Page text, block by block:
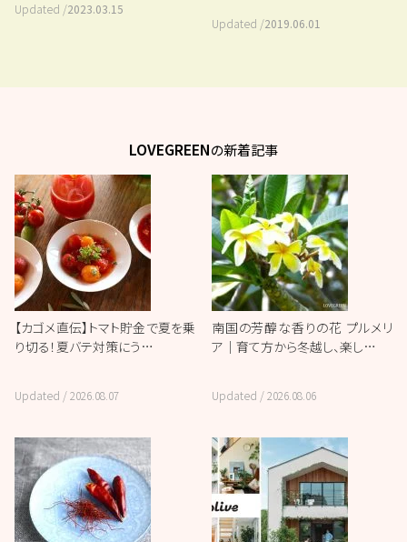
Updated /2023.03.15
Updated /2019.06.01
LOVEGREENの新着記事
【カゴメ直伝】トマト貯金で夏を乗
り切る！夏バテ対策にう…
Updated /2026.08.07
南国の芳醇な香りの花 プルメリ
ア｜育て方から冬越し、楽し…
Updated /2026.08.06